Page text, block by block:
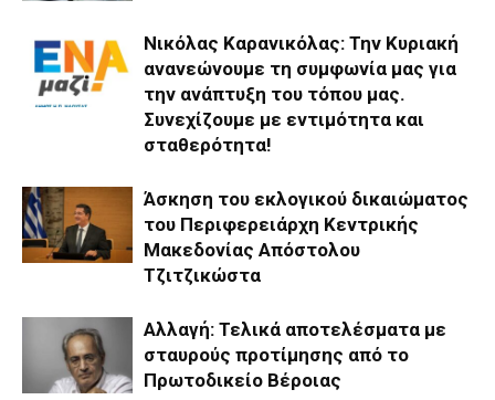
Νικόλας Καρανικόλας: Την Κυριακή
ανανεώνουμε τη συμφωνία μας για
την ανάπτυξη του τόπου μας.
Συνεχίζουμε με εντιμότητα και
σταθερότητα!
Άσκηση του εκλογικού δικαιώματος
του Περιφερειάρχη Κεντρικής
Μακεδονίας Απόστολου
Τζιτζικώστα
Αλλαγή: Τελικά αποτελέσματα με
σταυρούς προτίμησης από το
Πρωτοδικείο Βέροιας